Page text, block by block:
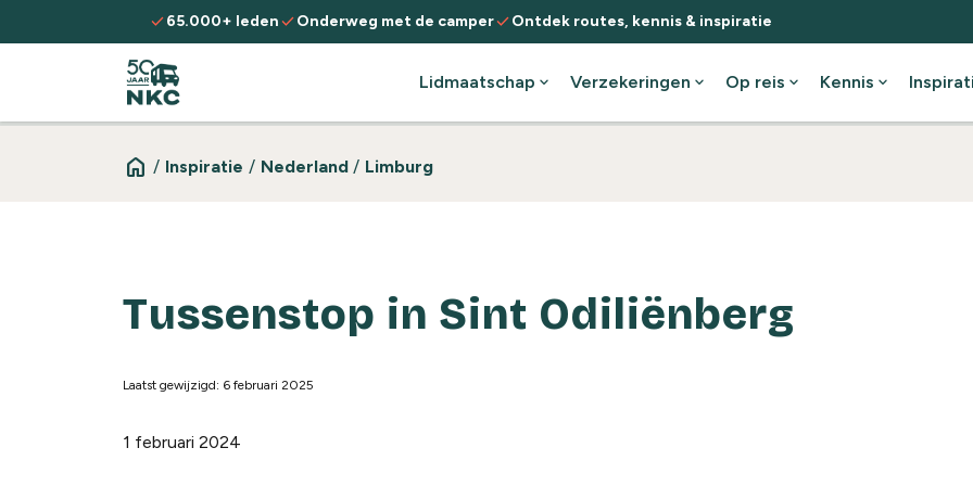
Spring naar de inhoud
check65.000+ ledencheckOnderweg met de campercheckOntdek routes, kennis & inspiratie
Lidmaatschap expand_more Verzekeringen expand_more Op reis expand_more Kennis expand_more
home / Inspiratie / Nederland / Limburg
Tussenstop in Sint Odiliënberg
Laatst gewijzigd: 6 februari 2025
1 februari 2024